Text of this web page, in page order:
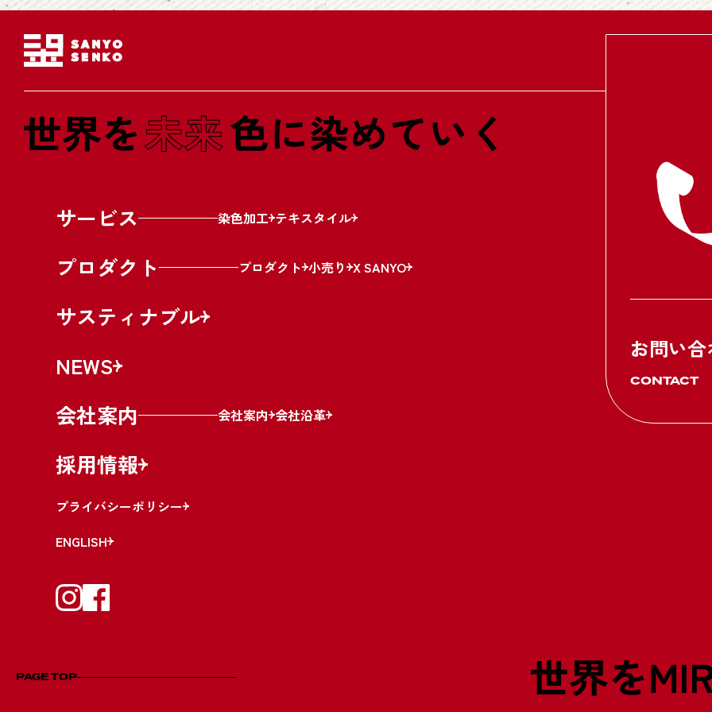
サービス 染色加工 テキスタイル
プロダクト プロダクト 小売り X SANYO
サスティナブル
NEWS
会社案内
会社案内 会社沿革
採用情報
プライバシーポリシー
ENGLISH
お問い
CONTACT
PAGE TOP